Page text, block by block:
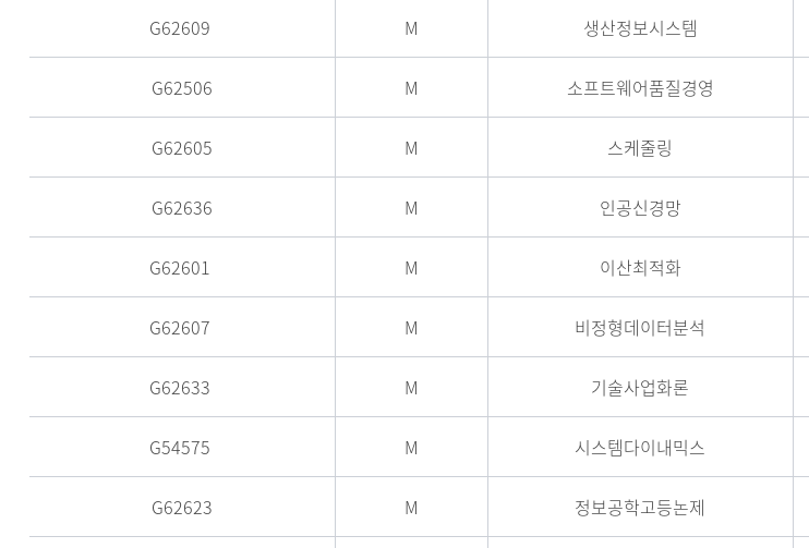
G62609 M 생산정보시스템
G62506 M 소프트웨어품질경영
G62605 M 스케줄링
G62636 M 인공신경망
G62601 M 이산최적화
G62607 M 비정형데이터분석
G62633 M 기술사업화론
G54575 M 시스템다이내믹스
G62623 M 정보공학고등논제